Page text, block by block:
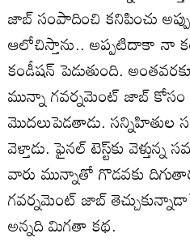
జాబ్‌ సంపాదించి కనిపించు
ఆలోచిస్తాను.. అప్పటిదాకా నా
కండీషన్‌ పెడుతుంది.
మున్నా గవర్నమెంట్‌ జాబ్‌ కోసం
మొదలుపెడతాడు. సన్నిహితుల
వెళ్తాడు. ఫైనల్‌ టెస్ట్‌కు
వారు మున్నాతో గొడవకు
గవర్నమెంట్‌ జాబ్‌
అన్నది మిగతా కథ.